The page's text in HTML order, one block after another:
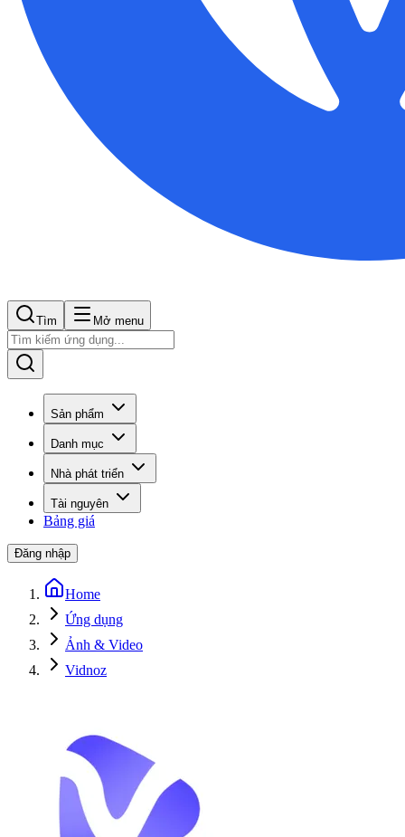
Tìm Mở menu
Sản phẩm
Danh mục
Nhà phát triển
Tài nguyên
Bảng giá
Đăng nhập
Home
Ứng dụng
Ảnh & Video
Vidnoz